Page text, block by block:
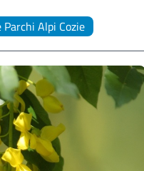
Parchi Alpi Cozie